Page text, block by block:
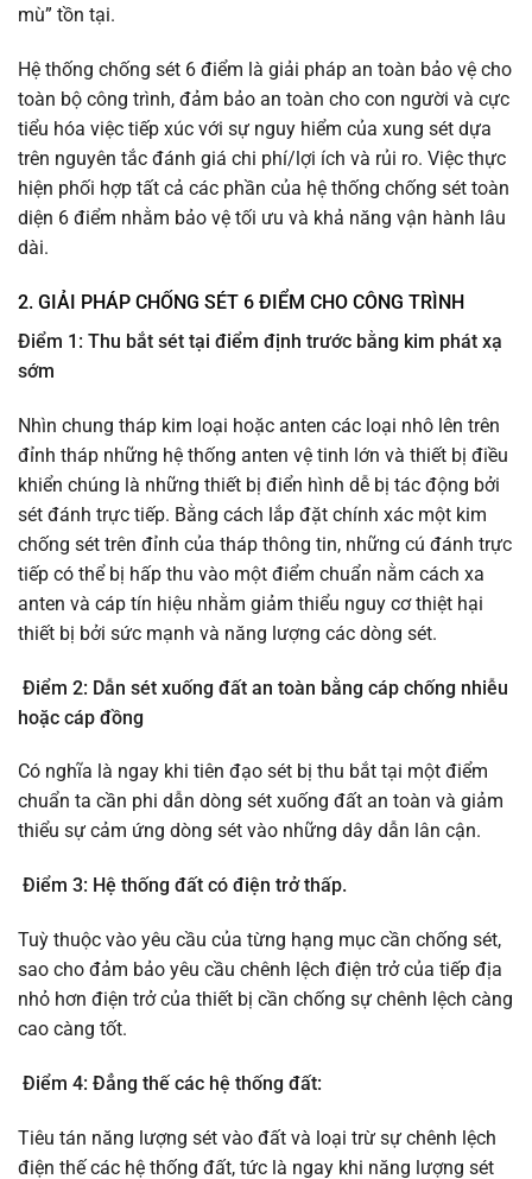
mù” tồn tại.
Hệ thống chống sét 6 điểm là giải pháp an toàn bảo vệ cho
toàn bộ công trình, đảm bảo an toàn cho con người và cực
tiểu hóa việc tiếp xúc với sự nguy hiểm của xung sét dựa
trên nguyên tắc đánh giá chi phí/lợi ích và rủi ro. Việc thực
hiện phối hợp tất cả các phần của hệ thống chống sét toàn
diện 6 điểm nhằm bảo vệ tối ưu và khả năng vận hành lâu
dài.
2. GIẢI PHÁP CHỐNG SÉT 6 ĐIỂM CHO CÔNG TRÌNH
Điểm 1: Thu bắt sét tại điểm định trước bằng kim phát xạ
sớm
Nhìn chung tháp kim loại hoặc anten các loại nhô lên trên
đỉnh tháp những hệ thống anten vệ tinh lớn và thiết bị điều
khiển chúng là những thiết bị điển hình dễ bị tác động bởi
sét đánh trực tiếp. Bằng cách lắp đặt chính xác một kim
chống sét trên đỉnh của tháp thông tin, những cú đánh trực
tiếp có thể bị hấp thu vào một điểm chuẩn nằm cách xa
anten và cáp tín hiệu nhằm giảm thiểu nguy cơ thiệt hại
thiết bị bởi sức mạnh và năng lượng các dòng sét.
Điểm 2: Dẫn sét xuống đất an toàn bằng cáp chống nhiễu
hoặc cáp đồng
Có nghĩa là ngay khi tiên đạo sét bị thu bắt tại một điểm
chuẩn ta cần phi dẫn dòng sét xuống đất an toàn và giảm
thiểu sự cảm ứng dòng sét vào những dây dẫn lân cận.
Điểm 3: Hệ thống đất có điện trở thấp.
Tuỳ thuộc vào yêu cầu của từng hạng mục cần chống sét,
sao cho đảm bảo yêu cầu chênh lệch điện trở của tiếp địa
nhỏ hơn điện trở của thiết bị cần chống sự chênh lệch càng
cao càng tốt.
Điểm 4: Đẳng thế các hệ thống đất:
Tiêu tán năng lượng sét vào đất và loại trừ sự chênh lệch
điện thế các hệ thống đất, tức là ngay khi năng lượng sét